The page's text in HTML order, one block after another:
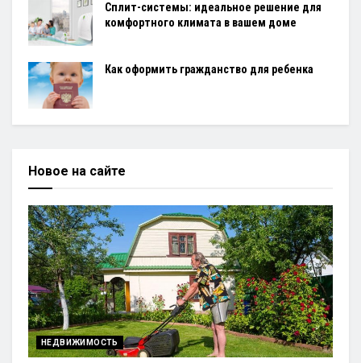
Сплит-системы: идеальное решение для
комфортного климата в вашем доме
Как оформить гражданство для ребенка
Новое на сайте
НЕДВИЖИМОСТЬ